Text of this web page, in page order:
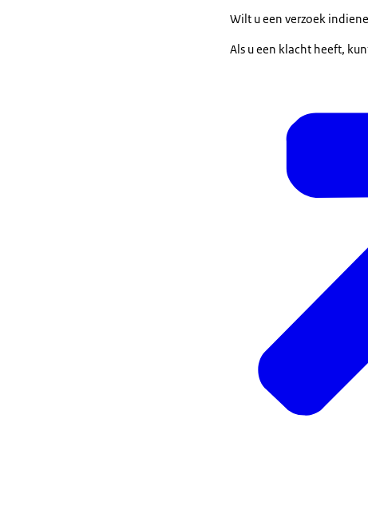
Wilt u een verzoek
Als u een klacht heeft,